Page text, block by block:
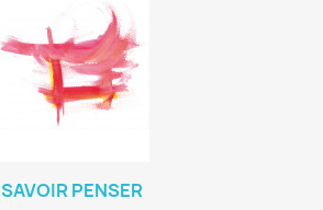
SAVOIR PENSER